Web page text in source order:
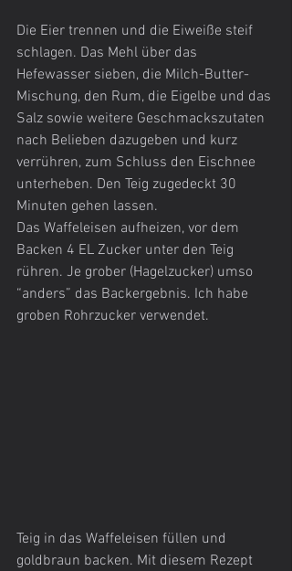
Die Eier trennen und die Eiweiße steif
schlagen. Das Mehl über das
Hefewasser sieben, die Milch-Butter-
Mischung, den Rum, die Eigelbe und das
Salz sowie weitere Geschmackszutaten
nach Belieben dazugeben und kurz
verrühren, zum Schluss den Eischnee
unterheben. Den Teig zugedeckt 30
Minuten gehen lassen.
Das Waffeleisen aufheizen, vor dem
Backen 4 EL Zucker unter den Teig
rühren. Je grober (Hagelzucker) umso
“anders” das Backergebnis. Ich habe
groben Rohrzucker verwendet.
Teig in das Waffeleisen füllen und
goldbraun backen. Mit diesem Rezept